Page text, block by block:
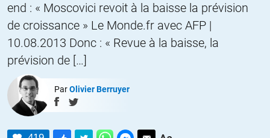
CONTACTER
FAIRE UN
end : « Moscovici revoit à la baisse la prévision
de croissance » Le Monde.fr avec AFP |
10.08.2013 Donc : « Revue à la baisse, la
prévision de […]
ParOlivier Berruyer